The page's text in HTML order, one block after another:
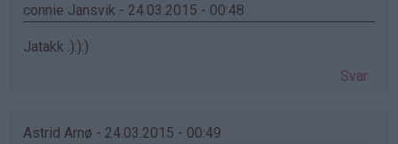
connie Jansvik - 24.03.2015 - 00:48
Jatakk :):):)
Svar
Astrid Arnø - 24.03.2015 - 00:49